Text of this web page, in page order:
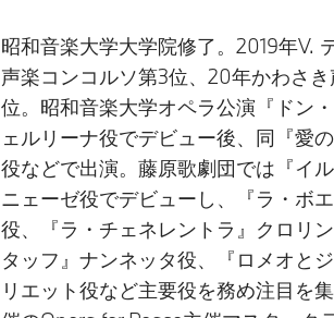
昭和音楽大学大学院修了。2019年V.
声楽コンコルソ第3位、20年かわさ
位。昭和音楽大学オペラ公演『ドン
ェルリーナ役でデビュー後、同『愛
役などで出演。藤原歌劇団では『イル
ニェーゼ役でデビューし、『ラ・ボ
役、『ラ・チェネレントラ』クロリ
タッフ』ナンネッタ役、『ロメオと
リエット役など主要役を務め注目を